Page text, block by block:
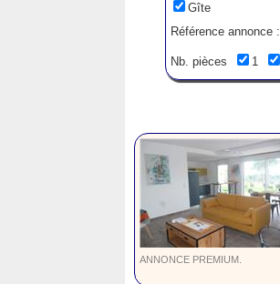
Gîte
Référence annonce :
Nb. pièces
1
ANNONCE PREMIUM.